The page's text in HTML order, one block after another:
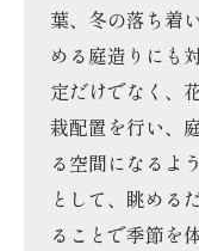
葉、冬の落ち着
める庭造りにも
定だけでなく、
栽配置を行い、
る空間になるよ
として、眺める
ることで季節を